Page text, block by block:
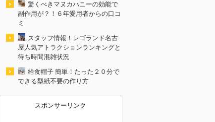
驚くべきマヌカハニーの効能で
副作用が？！６年愛用者からの口コ
ミ
スタッフ情報！レゴランド名古
屋人気アトラクションランキングと
待ち時間混雑状況
給食帽子 簡単！たった２０分で
できる型紙不要の作り方
スポンサーリンク